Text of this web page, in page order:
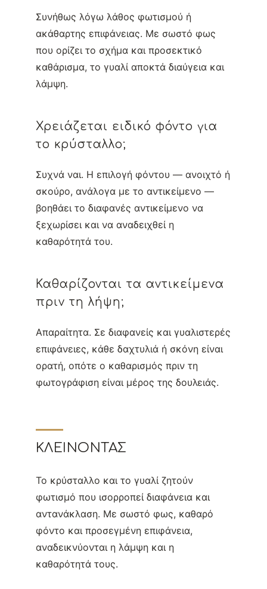
Συνήθως λόγω λάθος φωτισμού ή
ακάθαρτης επιφάνειας. Με σωστό φως
που ορίζει το σχήμα και προσεκτικό
καθάρισμα, το γυαλί αποκτά διαύγεια και
λάμψη.
Χρειάζεται ειδικό φόντο για
το κρύσταλλο;
Συχνά ναι. Η επιλογή φόντου — ανοιχτό ή
σκούρο, ανάλογα με το αντικείμενο —
βοηθάει το διαφανές αντικείμενο να
ξεχωρίσει και να αναδειχθεί η
καθαρότητά του.
Καθαρίζονται τα αντικείμενα
πριν τη λήψη;
Απαραίτητα. Σε διαφανείς και γυαλιστερές
επιφάνειες, κάθε δαχτυλιά ή σκόνη είναι
ορατή, οπότε ο καθαρισμός πριν τη
φωτογράφιση είναι μέρος της δουλειάς.
ΚΛΕΊΝΟΝΤΑΣ
Το κρύσταλλο και το γυαλί ζητούν
φωτισμό που ισορροπεί διαφάνεια και
αντανάκλαση. Με σωστό φως, καθαρό
φόντο και προσεγμένη επιφάνεια,
αναδεικνύονται η λάμψη και η
καθαρότητά τους.